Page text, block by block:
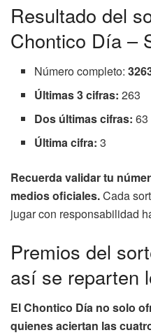
Resultado del
Chontico Día –
Número completo:
Últimas 3 cifras: 263
Dos últimas cifras:63
Última cifra:3
Recuerda validar tu
medios oficiales.Cada
jugar con responsabilidad
Premios del
así se reparten
El Chontico Día no solo
quienes aciertan las